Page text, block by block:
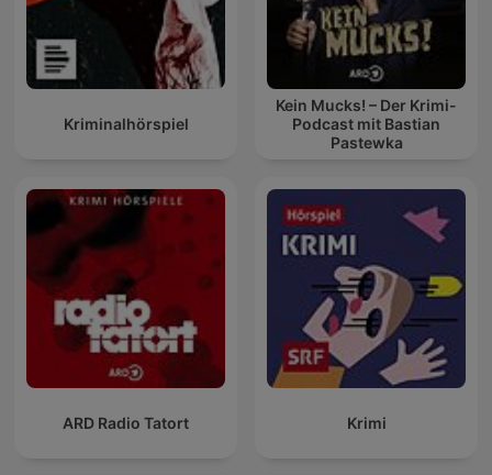
Kriminalhörspiel
Kein Mucks! – Der Krimi-
Podcast mit Bastian
Pastewka
ARD Radio Tatort Krimi